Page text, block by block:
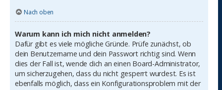
Nach oben
Warum kann ich mich nicht anmelden?
Dafür gibt es viele mögliche Gründe. Prüfe zunächst, ob
dein Benutzername und dein Passwort richtig sind. Wenn
dies der Fall ist, wende dich an einen Board-Administrator,
um sicherzugehen, dass du nicht gesperrt wurdest. Es ist
ebenfalls möglich, dass ein Konfigurationsproblem mit der